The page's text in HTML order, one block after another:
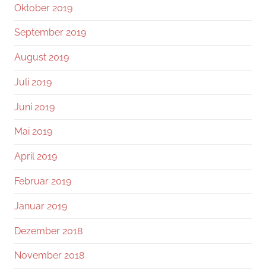
Oktober 2019
September 2019
August 2019
Juli 2019
Juni 2019
Mai 2019
April 2019
Februar 2019
Januar 2019
Dezember 2018
November 2018